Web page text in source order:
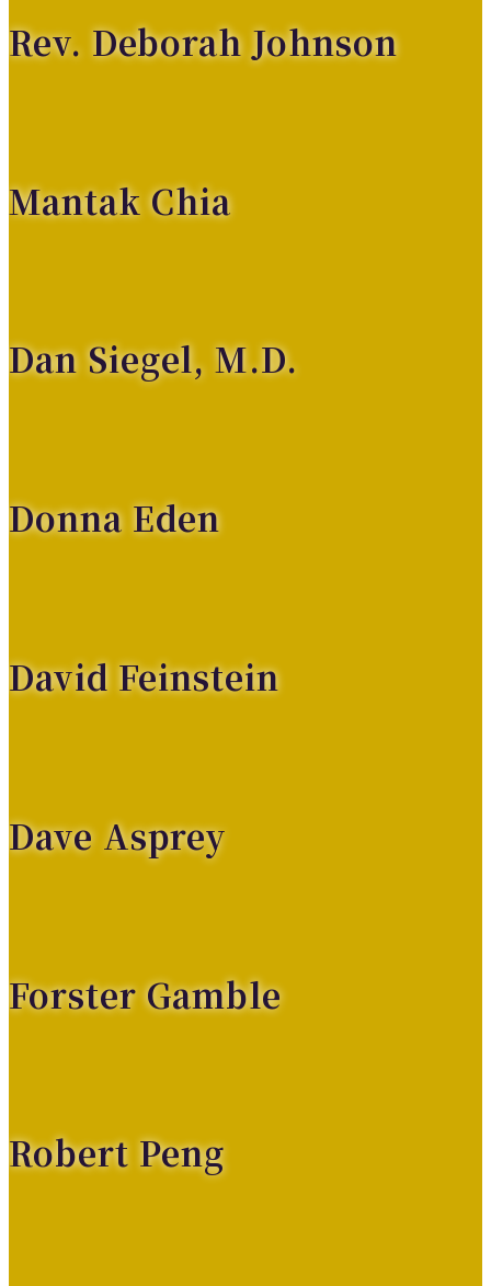
Rev. Deborah Johnson
Mantak Chia
Dan Siegel, M.D.
Donna Eden
David Feinstein
Dave Asprey
Forster Gamble
Robert Peng